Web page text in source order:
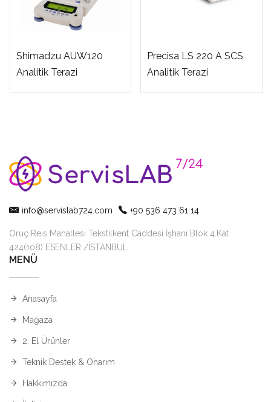
Shimadzu AUW120
Analitik Terazi
Precisa LS 220 A SCS
Analitik Terazi
info@servislab724.com +90 536 473 61 14
Oruç Reis Mahallesi Tekstilkent Caddesi İşhanı Blok 4.Kat
424(108) ESENLER /İSTANBUL
MENÜ
Anasayfa
Mağaza
2. El Ürünler
Teknik Destek & Onarım
Hakkımızda